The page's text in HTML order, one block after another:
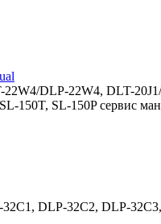
DLP-22W4, DLT-
150T, SL-150P сервис
DLP-32C2, DLP-